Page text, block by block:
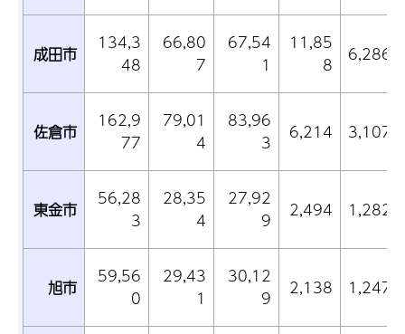
成田市
134,3
48
66,80
7
67,54
1
11,85
8
6,286
佐倉市
162,9
77
79,01
4
83,96
3
6,214 3,107
東金市
56,28
3
28,35
4
27,92
9
2,494 1,282
旭市
59,56
0
29,43
1
30,12
9
2,138 1,247